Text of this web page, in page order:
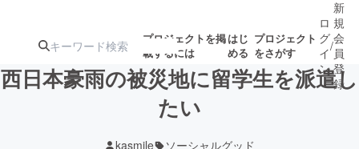
プロジェクトを掲
載するには
はじ
める
プロジェクト
をさがす
ロ
グ
イ
ン
/
新
規
会
員
登
録
西日本豪雨の被災地に留学生を派遣し
たい
kasmile ソーシャルグッド